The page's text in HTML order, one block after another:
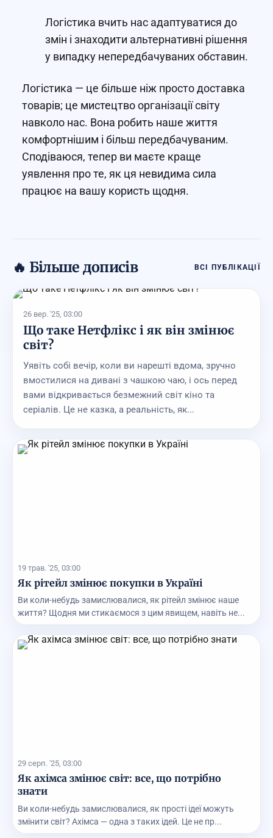
Логістика вчить нас адаптуватися до
змін і знаходити альтернативні рішення
у випадку непередбачуваних обставин.
Логістика — це більше ніж просто доставка
товарів; це мистецтво організації світу
навколо нас. Вона робить наше життя
комфортнішим і більш передбачуваним.
Сподіваюся, тепер ви маєте краще
уявлення про те, як ця невидима сила
працює на вашу користь щодня.
🔥 Більше дописів ВСІ ПУБЛІКАЦІЇ
26 вер. '25, 03:00
Що таке Нетфлікс і як він змінює
світ?
Уявіть собі вечір, коли ви нарешті вдома, зручно
вмостилися на дивані з чашкою чаю, і ось перед
вами відкривається безмежний світ кіно та
серіалів. Це не казка, а реальність, як...
19 трав. '25, 03:00
Як рітейл змінює покупки в Україні
Ви коли-небудь замислювалися, як рітейл змінює наше
життя? Щодня ми стикаємося з цим явищем, навіть не...
29 серп. '25, 03:00
Як ахімса змінює світ: все, що потрібно
знати
Ви коли-небудь замислювалися, як прості ідеї можуть
змінити світ? Ахімса — одна з таких ідей. Це не пр...